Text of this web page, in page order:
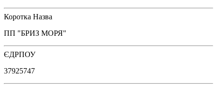
Коротка Назва
ПП "БРИЗ МОРЯ"
ЄДРПОУ
37925747